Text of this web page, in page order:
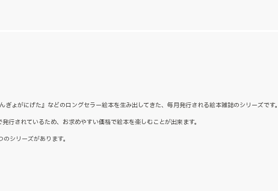
ょがにげた』などのロングセラー絵本を生み出してきた、毎月発行される絵本雑誌のシリーズです。
行されているため、お求めやすい価格で絵本を楽しむことが出来ます。
シリーズがあります。